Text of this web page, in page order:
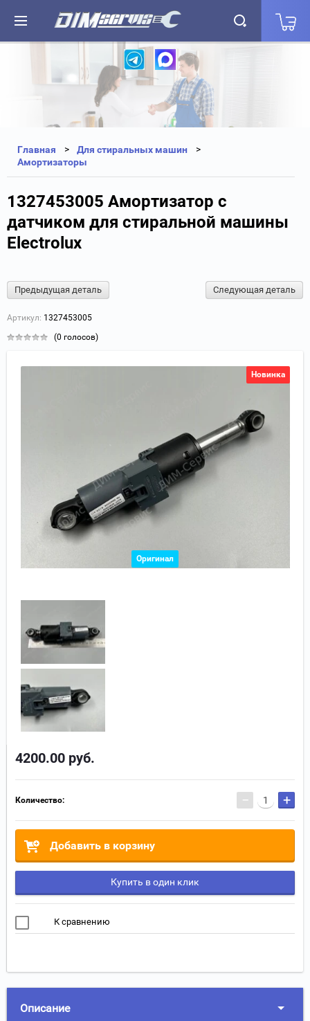
+7(812) 323-87-27
+7(812) 327-25-35
Главная
Для стиральных машин
Амортизаторы
1327453005 Амортизатор с
датчиком для стиральной машины
Electrolux
Предыдущая деталь Следующая деталь
Артикул: 1327453005
(0 голосов)
Новинка
Оригинал
4200.00 руб.
Количество: − +
Добавить в корзину
Купить в один клик
К сравнению
Описание